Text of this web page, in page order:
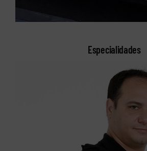
Especialidades